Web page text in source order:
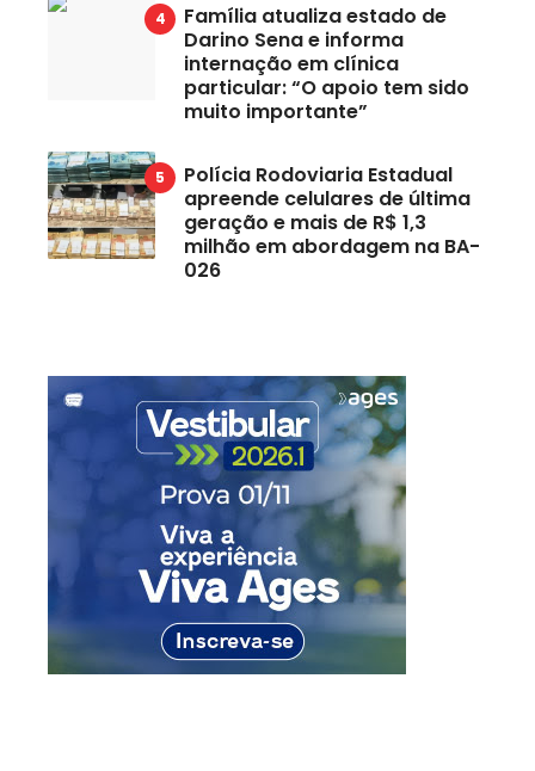
Família atualiza estado de
Darino Sena e informa
internação em clínica
particular: “O apoio tem sido
muito importante”
Polícia Rodoviaria Estadual
apreende celulares de última
geração e mais de R$ 1,3
milhão em abordagem na BA-
026